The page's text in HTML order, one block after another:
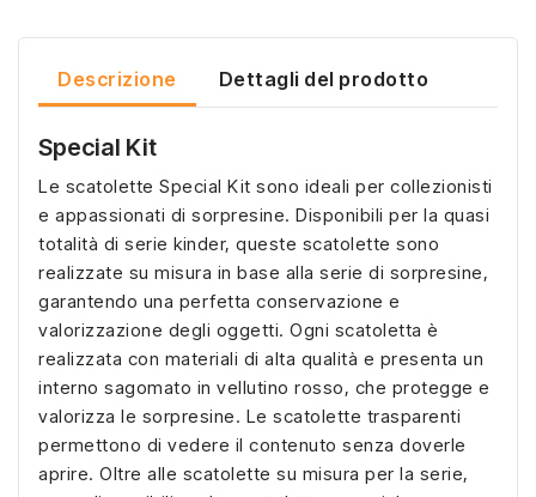
Descrizione Dettagli del prodotto
Special Kit
Le scatolette Special Kit sono ideali per collezionisti
e appassionati di sorpresine. Disponibili per la quasi
totalità di serie kinder, queste scatolette sono
realizzate su misura in base alla serie di sorpresine,
garantendo una perfetta conservazione e
valorizzazione degli oggetti. Ogni scatoletta è
realizzata con materiali di alta qualità e presenta un
interno sagomato in vellutino rosso, che protegge e
valorizza le sorpresine. Le scatolette trasparenti
permettono di vedere il contenuto senza doverle
aprire. Oltre alle scatolette su misura per la serie,